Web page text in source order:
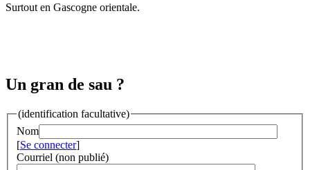
Surtout en Gascogne orientale.
Un gran de sau ?
(identification facultative)
Nom
[Se connecter]
Courriel (non publié)